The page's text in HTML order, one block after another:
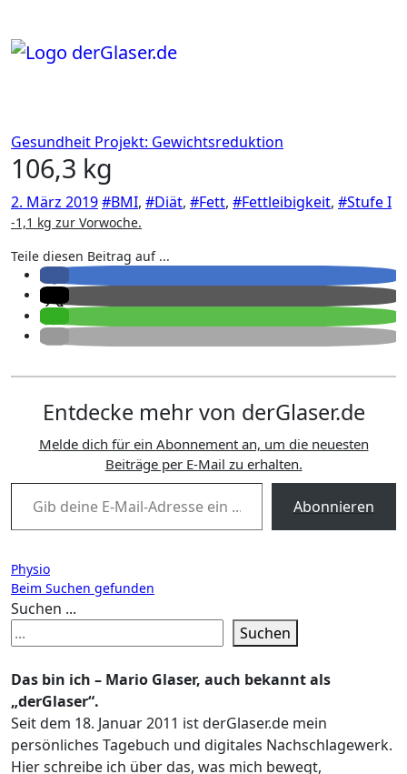
springen
Gesundheit Projekt: Gewichtsreduktion
106,3 kg
2. März 2019#BMI, #Diät, #Fett, #Fettleibigkeit, #Stufe I
-1,1 kg zur Vorwoche.
Teile diesen Beitrag auf ...
Entdecke mehr von derGlaser.de
Melde dich für ein Abonnement an, um die neuesten
Beiträge per E-Mail zu erhalten.
Gib deine E-Mail-Adresse ein ...
Abonnieren
Beitragsnavigation
Physio
Beim Suchen gefunden
Suchen ...
Suchen
Das bin ich – Mario Glaser, auch bekannt als
„derGlaser“.
Seit dem 18. Januar 2011 ist derGlaser.de mein
persönliches Tagebuch und digitales Nachschlagewerk.
Hier schreibe ich über das, was mich bewegt,